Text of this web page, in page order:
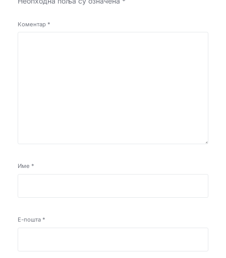
Коментар *
Име *
Е-пошта *